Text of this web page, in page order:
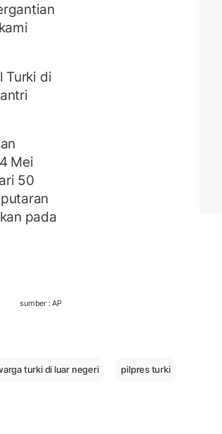
Turki di
Mei
50
pada
sumber : AP
turki di luar negeri pilpres turki